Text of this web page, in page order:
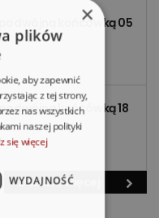
podwójną końcówką 05
końcówką 18
Zobacz więcej
×
plików
aby zapewnić
z tej strony,
nas wszystkich
naszej polityki
się więcej
WYDAJNOŚĆ